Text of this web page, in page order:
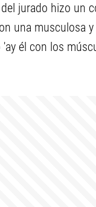
jurado hizo un
una musculosa
él con los